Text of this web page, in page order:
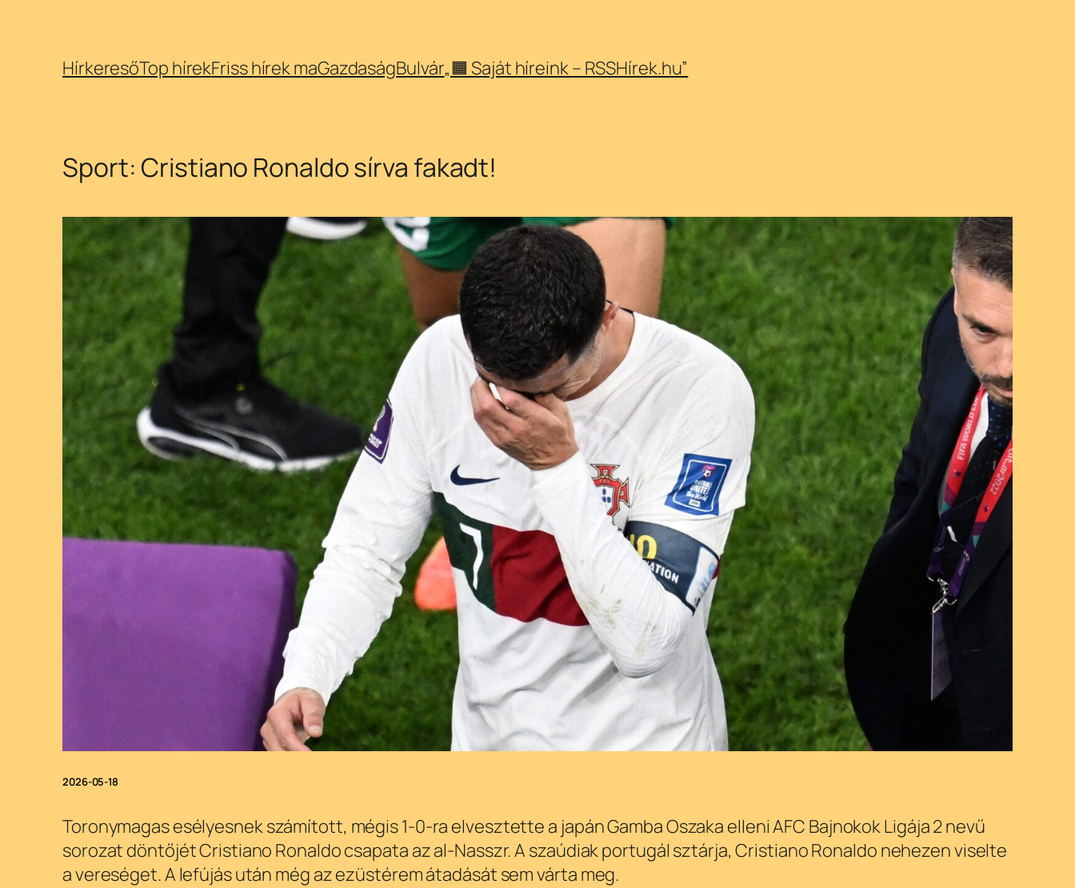
HírkeresőTop hírekFriss hírek maGazdaságBulvár„🟧 Saját híreink – RSSHírek.hu”
Sport: Cristiano Ronaldo sírva fakadt!
2026-05-18
Toronymagas esélyesnek számított, mégis 1-0-ra elvesztette a japán Gamba Oszaka elleni AFC Bajnokok Ligája 2 nevű
sorozat döntőjét Cristiano Ronaldo csapata az al-Nasszr. A szaúdiak portugál sztárja, Cristiano Ronaldo nehezen viselte
a vereséget. A lefújás után még az ezüstérem átadását sem várta meg.